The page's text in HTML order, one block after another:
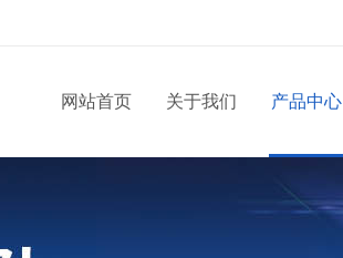
网站首页 关于我们 产品中心